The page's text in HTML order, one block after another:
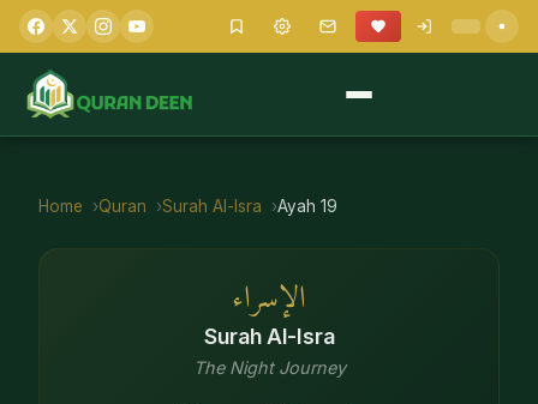
Home Quran Surah Al-Isra Ayah 19
الإسراء
Surah Al-Isra
The Night Journey